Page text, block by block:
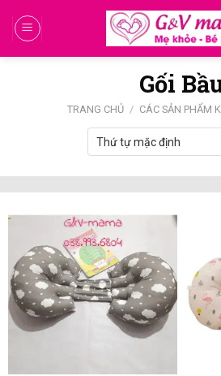
Gối
TRANG CHỦ / CÁC SẢN PHẨM